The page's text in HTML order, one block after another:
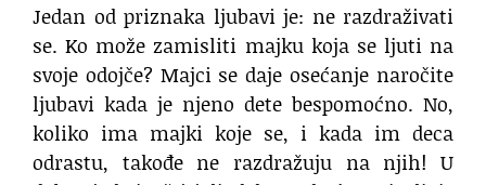
Jedan od priznaka ljubavi je: ne razdraživati
se. Ko može zamisliti majku koja se ljuti na
svoje odojče? Majci se daje osećanje naročite
ljubavi kada je njeno dete bespomoćno. No,
koliko ima majki koje se, i kada im deca
odrastu, takođe ne razdražuju na njih! U